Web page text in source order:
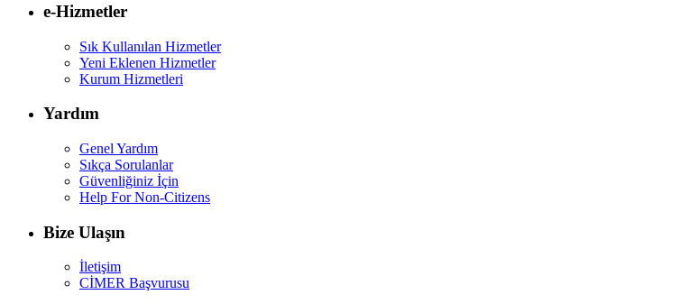
e-Hizmetler
Sık Kullanılan Hizmetler
Yeni Eklenen Hizmetler
Kurum Hizmetleri
Yardım
Genel Yardım
Sıkça Sorulanlar
Güvenliğiniz İçin
Help For Non-Citizens
Bize Ulaşın
İletişim
CİMER Başvurusu